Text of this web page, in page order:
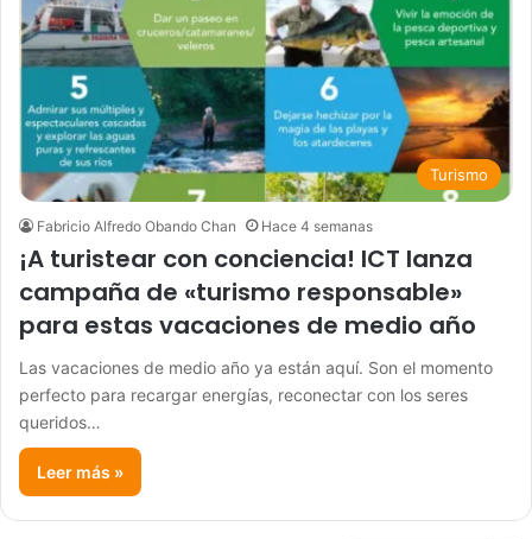
Turismo
Fabricio Alfredo Obando Chan Hace 4 semanas
¡A turistear con conciencia! ICT lanza
campaña de «turismo responsable»
para estas vacaciones de medio año
Las vacaciones de medio año ya están aquí. Son el momento
perfecto para recargar energías, reconectar con los seres
queridos…
Leer más »